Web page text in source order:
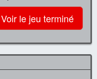
Voir le jeu terminé